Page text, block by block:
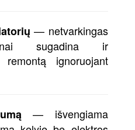
— netvarkingas
sugadina ir
ignoruojant
— išvengiama